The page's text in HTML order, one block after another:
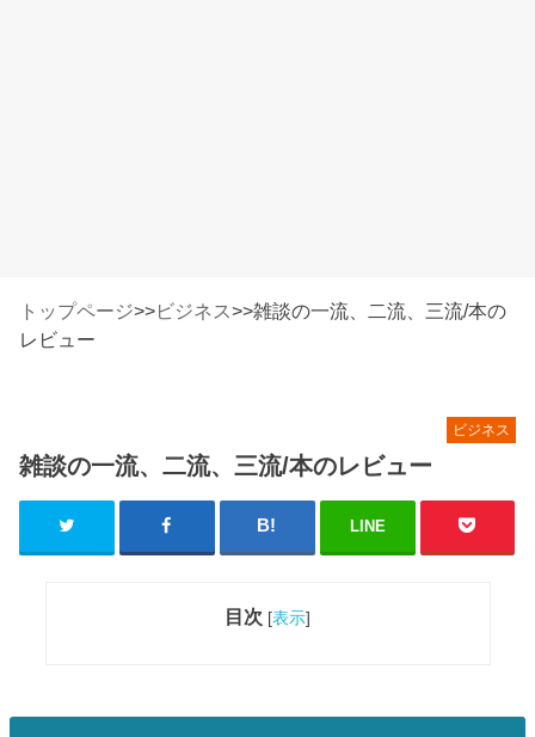
トップページ>>ビジネス>>雑談の一流、二流、三流/本の
レビュー
ビジネス
雑談の一流、二流、三流/本のレビュー
LINE
目次 [表示]